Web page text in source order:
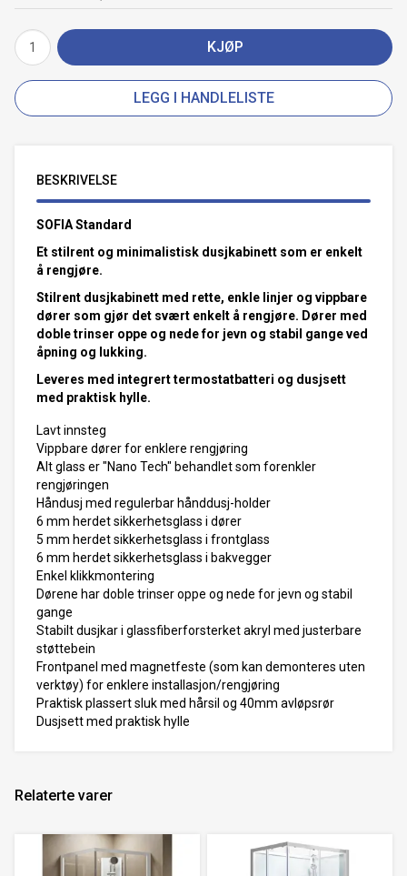
KJØP
LEGG I HANDLELISTE
BESKRIVELSE
SOFIA Standard
Et stilrent og minimalistisk dusjkabinett som er enkelt
å rengjøre.
Stilrent dusjkabinett med rette, enkle linjer og vippbare
dører som gjør det svært enkelt å rengjøre. Dører med
doble trinser oppe og nede for jevn og stabil gange ved
åpning og lukking.
Leveres med integrert termostatbatteri og dusjsett
med praktisk hylle.
Lavt innsteg
Vippbare dører for enklere rengjøring
Alt glass er "Nano Tech" behandlet som forenkler
rengjøringen
Håndusj med regulerbar hånddusj-holder
6 mm herdet sikkerhetsglass i dører
5 mm herdet sikkerhetsglass i frontglass
6 mm herdet sikkerhetsglass i bakvegger
Enkel klikkmontering
Dørene har doble trinser oppe og nede for jevn og stabil
gange
Stabilt dusjkar i glassfiberforsterket akryl med justerbare
støttebein
Frontpanel med magnetfeste (som kan demonteres uten
verktøy) for enklere installasjon/rengjøring
Praktisk plassert sluk med hårsil og 40mm avløpsrør
Dusjsett med praktisk hylle
Relaterte varer